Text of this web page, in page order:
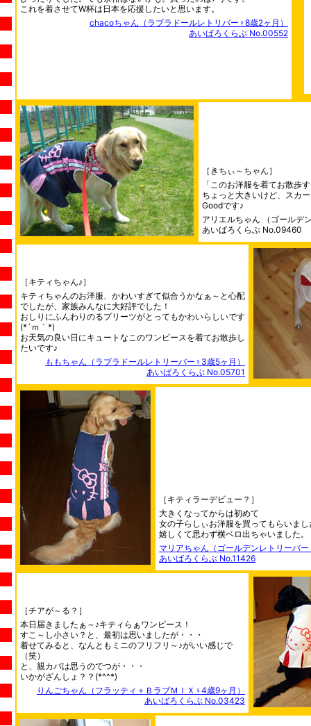
これを着させてW杯は日本を応援したいと思います。
chacoちゃん（ラブラドールレトリバー♀8歳2ヶ月）
あいばろくらぶ No.00552
［きちぃ～ちゃん］
「このお洋服を着てお散歩
ちょっと大きいけど、スカ
Goodです♪
アリエルちゃん （ゴールデ
あいばろくらぶ No.09460
［キティちゃん♪］
キティちゃんのお洋服、かわいすぎて似合うかなぁ～と心配
でしたが、家族みんなに大好評でした！
おしりにふんわりのるプリーツがとってもかわいらしいです
(*´ｍ｀*)
お天気の良い日にキュートなこのワンピースを着てお散歩し
たいです♪
ももちゃん（ラブラドールレトリーバー♀3歳5ヶ月）
あいばろくらぶ No.05701
［キティラーデビュー？］
大きくなってからは初めて
女の子らしぃお洋服を買ってもらいまし
嬉しくて思わず横ベロ出ちゃいました。
マリアちゃん（ゴールデンレトリーバ
あいばろくらぶ No.11426
［チアが～る？］
本日届きましたぁ～♪キティらぁワンピース！
すこ～し小さい？と、最初は思いましたが・・・
着せてみると、なんともミニのフリフリ～♪がいい感じで
（笑）
と、親カバは思うのでつが・・・
いかがざんしょ？？(*^^*)
りんごちゃん（フラッティ＋ＢラブＭＩＸ♀4歳9ヶ月）
あいばろくらぶ No.03423